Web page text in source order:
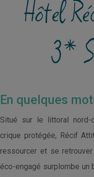
Hôtel
3*
En quelques
Situé sur le littoral nord-
crique protégée, Récif
ressourcer et se
éco-engagé surplombe un